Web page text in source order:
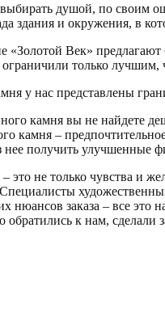
душой, по своим
здания и окружения, в
«Золотой Век»
только лучшим,
у нас представлены
камня вы не найдете
камня –
получить улучшенные
не только чувства и
нюансов заказа – все это
к нам, сделали